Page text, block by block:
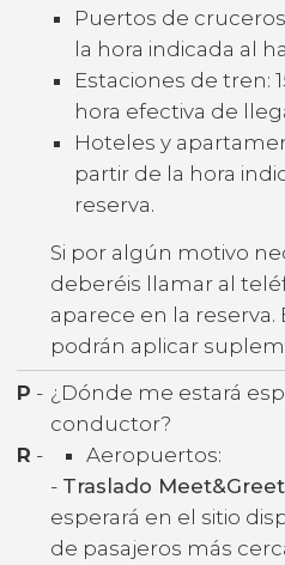
Puertos de
la hora indicada al
Estaciones de tren:
hora efectiva de
Hoteles y
partir de la hora
reserva.
Si por algún motivo
deberéis llamar al
aparece en la reserva.
podrán aplicar
P - ¿Dónde me estará
conductor?
R -
Aeropuertos:
- Traslado
esperará en el sitio
de pasajeros más